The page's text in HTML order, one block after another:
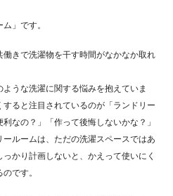
」です。
きで洗濯物を干す時間がなかなか取れ
うな洗濯に関する悩みを抱えていま
ると注目されているのが「ランドリー
なの？」「作って後悔しないかな？」
ルームは、ただの洗濯スペースではあ
かり計画しないと、かえって使いにく
です。